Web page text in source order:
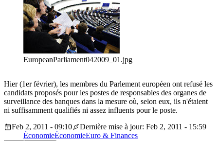
EuropeanParliament042009_01.jpg
Hier (1er février), les membres du Parlement européen ont refusé les
candidats proposés pour les postes de responsables des organes de
surveillance des banques dans la mesure où, selon eux, ils n'étaient
ni suffisamment qualifiés ni assez influents pour le poste.
Feb 2, 2011 - 09:10
Dernière mise à jour: Feb 2, 2011 - 15:59
ÉconomieÉconomieEuro & Finances